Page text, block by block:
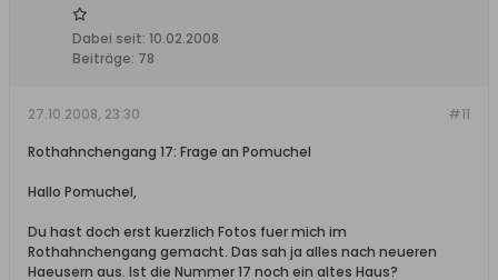
Dabei seit: 10.02.2008
Beiträge: 78
#11
27.10.2008, 23:30
Rothahnchengang 17: Frage an Pomuchel
Hallo Pomuchel,
Du hast doch erst kuerzlich Fotos fuer mich im
Rothahnchengang gemacht. Das sah ja alles nach neueren
Haeusern aus. Ist die Nummer 17 noch ein altes Haus?